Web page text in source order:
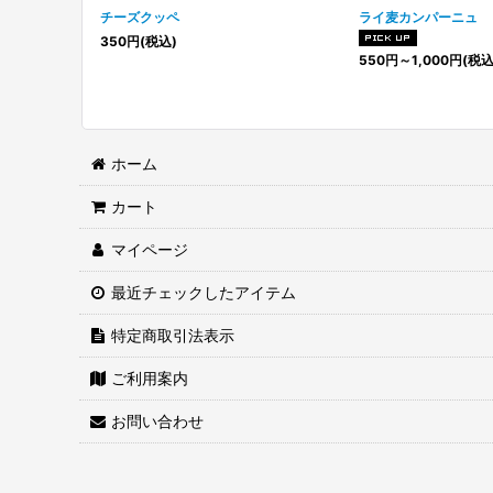
チーズクッペ
350円(税込)
ライ麦カンパーニュ
550円 ～1,000円(税
ホーム
カート
マイページ
最近チェックしたアイテム
特定商取引法表示
ご利用案内
お問い合わせ